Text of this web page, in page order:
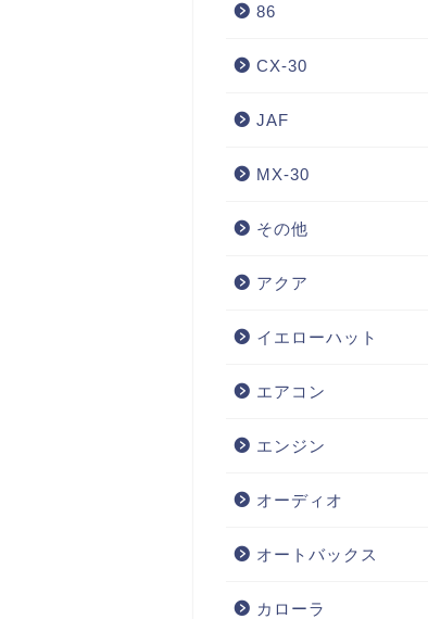
86
CX-30
JAF
MX-30
その他
アクア
イエローハット
エアコン
エンジン
オーディオ
オートバックス
カローラ